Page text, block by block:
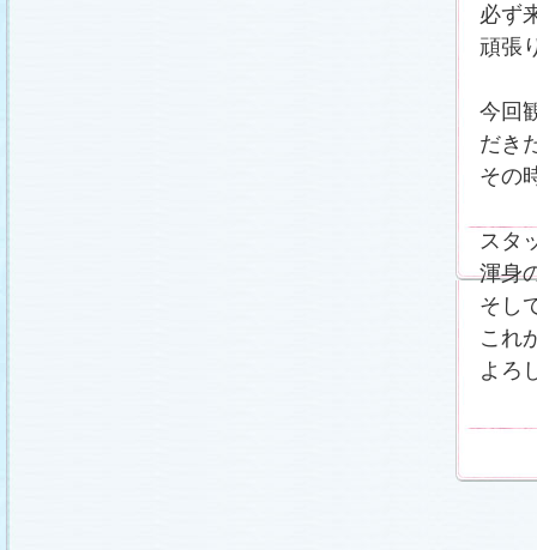
必ず
頑張
今回
だき
その
スタ
渾身
そし
これ
よろ